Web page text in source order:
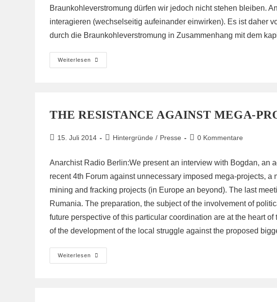
Braunkohleverstromung dürfen wir jedoch nicht stehen bleiben.
interagieren (wechselseitig aufeinander einwirken). Es ist daher
durch die Braunkohleverstromung in Zusammenhang mit dem
Weiterlesen
Info/Mobiveranstaltung
Köln
THE RESISTANCE AGAINST MEGA-
Beitrag
15. Juli 2014
Beitrags-
Hintergründe / Presse
Beitrags-
0 Kommentare
Anarchist Radio Berlin:We present an interview with Bogdan, an
recent 4th Forum against unnecessary imposed mega-projects, a
mining and fracking projects (in Europe an beyond). The last
Rumania. The preparation, the subject of the involvement of
future perspective of this particular coordination are at the heart
of the development of the local struggle against the proposed
Weiterlesen
The
Resistance